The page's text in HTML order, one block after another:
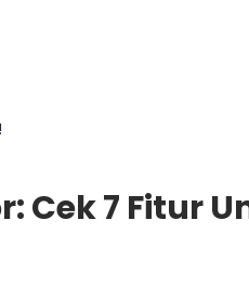
Cek 7 Fitur